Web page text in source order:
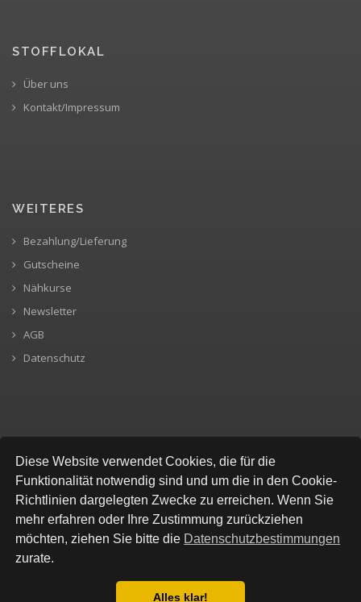
Diese Website verwendet Cookies, die für die
Funktionalität notwendig sind und um die in den Cookie-
Richtlinien dargelegten Zwecke zu erreichen. Wenn Sie
mehr erfahren oder Ihre Zustimmung zurückziehen
möchten, ziehen Sie bitte die Datenschutzbestimmungen
zurate.
Alles klar!
STOFFLOKAL
Über uns
Kontakt/Impressum
WEITERES
Bezahlung/Lieferung
Gutscheine
Nähkurse
Newsletter
AGB
Datenschutz
SICHERE BEZAHLUNG